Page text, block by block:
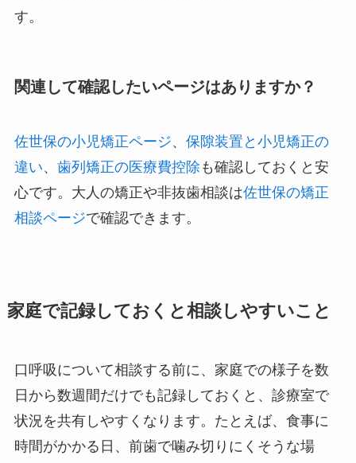
す。
関連して確認したいページはありますか？
佐世保の小児矯正ページ、 保隙装置と小児矯正の
違い、 歯列矯正の医療費控除 も確認しておくと安
心です。大人の矯正や非抜歯相談は佐世保の矯正
相談ページで確認できます。
家庭で記録しておくと相談しやすいこと
口呼吸について相談する前に、家庭での様子を数
日から数週間だけでも記録しておくと、診療室で
状況を共有しやすくなります。たとえば、食事に
時間がかかる日、前歯で噛み切りにくそうな場